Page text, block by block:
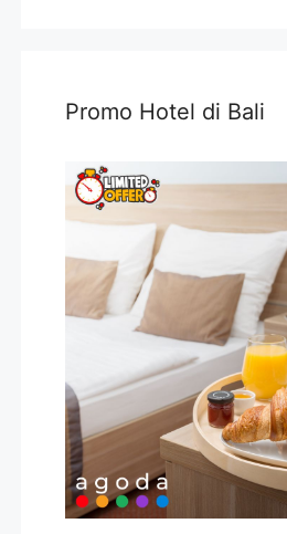
Promo Hotel di Bali